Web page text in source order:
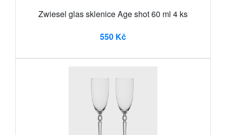
Zwiesel glas sklenice Age shot 60 ml 4 ks
550 Kč